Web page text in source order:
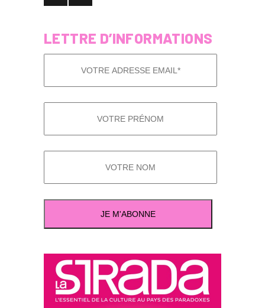
LETTRE D’INFORMATIONS